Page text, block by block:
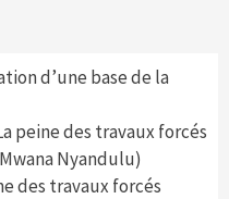
d’une base de la
peine des travaux forcés
Nyandulu)
des travaux forcés